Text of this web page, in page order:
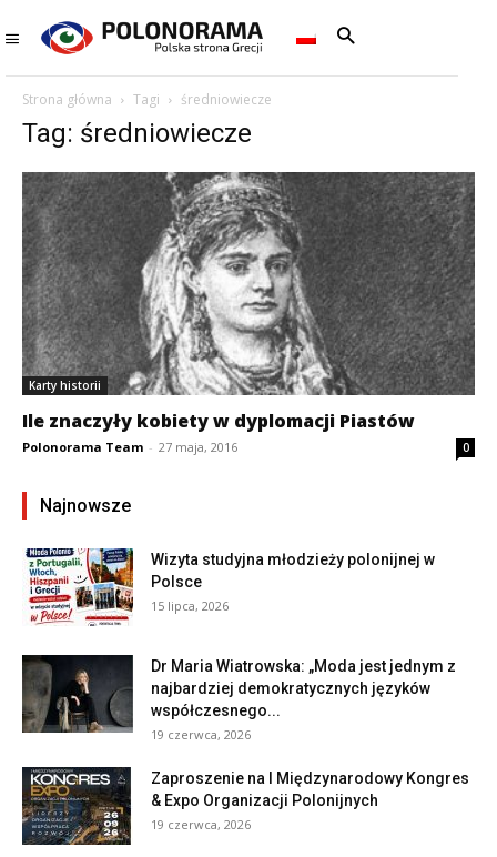
Strona główna Tagi średniowiecze
Tag: średniowiecze
Karty historii
Ile znaczyły kobiety w dyplomacji Piastów
Polonorama Team - 27 maja, 2016 0
Najnowsze
Wizyta studyjna młodzieży polonijnej w
Polsce
15 lipca, 2026
Dr Maria Wiatrowska: „Moda jest jednym z
najbardziej demokratycznych języków
współczesnego...
19 czerwca, 2026
Zaproszenie na I Międzynarodowy Kongres
& Expo Organizacji Polonijnych
19 czerwca, 2026